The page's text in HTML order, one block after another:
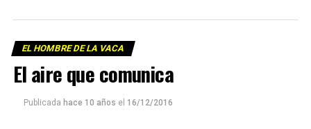
EL HOMBRE DE LA VACA
El aire que comunica
Publicada hace 10 años el 16/12/2016